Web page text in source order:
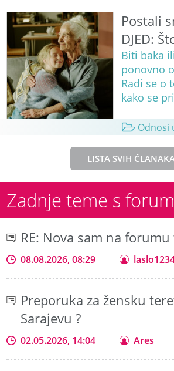
Postali
DJED:
Biti baka
ponovno
Radi se o
kako se
Odnosi
LISTA SVIH
Zadnje teme s
RE: Nova sam na
08.08.2026, 08:29
Preporuka za žensku
Sarajevu ?
02.05.2026, 14:04 Ares